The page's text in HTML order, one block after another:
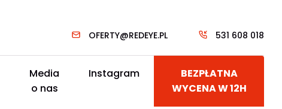
531 608 018
OFERTY@REDEYE.PL
Media
o nas
Instagram
BEZPŁATNA
WYCENA W 12H